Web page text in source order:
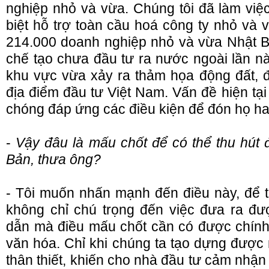
nghiệp nhỏ và vừa. Chúng tôi đã làm
biệt hỗ trợ toàn cầu hoá công ty nhỏ và
214.000 doanh nghiệp nhỏ và vừa Nhật
chế tạo chưa đầu tư ra nước ngoài lần
khu vực vừa xảy ra thảm họa động đất,
địa điểm đầu tư Việt Nam. Vấn đề hiện
chóng đáp ứng các điều kiện để đón họ
- Vậy đâu là mấu chốt để có thể thu
Bản, thưa ông?
- Tôi muốn nhấn mạnh đến điều này, để
không chỉ chú trọng đến việc đưa ra
dẫn mà điều mấu chốt cần có được
văn hóa. Chỉ khi chúng ta tạo dựng
thân thiết, khiến cho nhà đầu tư cảm